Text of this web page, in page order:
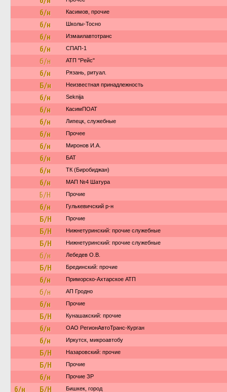
б/н Касимов, прочие
б/н Школы-Тосно
б/н Измаилавтотранс
б/н СПАП-1
б/н АТП "Рейс"
б/н Рязань, ритуал.
Б/н Неизвестная принадлежность
б/н Seknija
б/н КасимПОАТ
б/н Липецк, служебные
б/н Прочее
б/н Миронов И.А.
б/н БАТ
б/н ТК (Биробиджан)
б/н МАП №4 Шатура
Б/Н Прочие
б/н Гулькевичский р-н
Б/Н Прочие
Б/Н Нижнетуринский: прочие служебные
Б/Н Нижнетуринский: прочие служебные
б/н Лебедев О.В.
Б/Н Брединский: прочие
б/н Приморско-Ахтарское АТП
б/н АП Гродно
б/н Прочие
Б/Н Кунашакский: прочие
б/н ОАО РегионАвтоТранс-Курган
б/н Иркутск, микроавтобу
Б/Н Назаровский: прочие
Б/Н Прочие
б/н Прочие ЗР
б/н Б/Н Бишкек, город